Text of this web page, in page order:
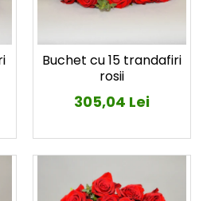
Buchet cu 15 trandafiri
rosii
305,04 Lei